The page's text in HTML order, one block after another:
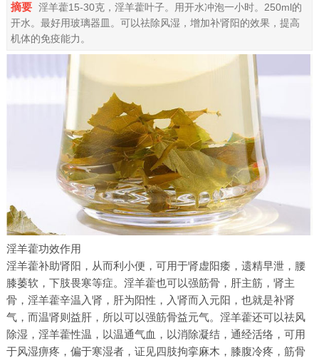
摘要 淫羊藿15-30克，淫羊藿叶子。用开水冲泡一小时。250ml的
开水。最好用玻璃器皿。可以祛除风湿，增加补肾阳的效果，提高
机体的免疫能力。
淫羊藿功效作用
淫羊藿补助肾阳，从而利小便，可用于肾虚阳痿，遗精早泄，腰
膝萎软，下肢畏寒等症。淫羊藿也可以强筋骨，肝主筋，肾主
骨，淫羊藿辛温入肾，肝为阳性，入肾而入元阳，也就是补肾
气，而温肾则益肝，所以可以强筋骨益元气。淫羊藿还可以祛风
除湿，淫羊藿性温，以温通气血，以消除凝结，通经活络，可用
于风湿痹疼，偏于寒湿者，证见四肢拘挛麻木，膝腹冷疼，筋骨